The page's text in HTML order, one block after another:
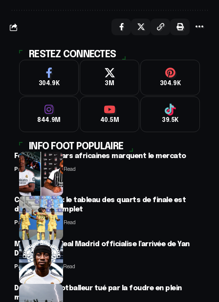
RESTEZ CONNECTES
304.9K 3M 304.9K
844.9M 40.5M 39.5K
INFO FOOT POPULAIRE
Football : 2 stars africaines marquent le mercato
Panafrofoot2 Min Read
CAN féminine : le tableau des quarts de finale est
désormais complet
Panafrofoot2 Min Read
Mercato : Le Real Madrid officialise l’arrivée de Yan
Diomandé
Panafrofoot1 Min Read
Drame : un footballeur tué par la foudre en plein
match